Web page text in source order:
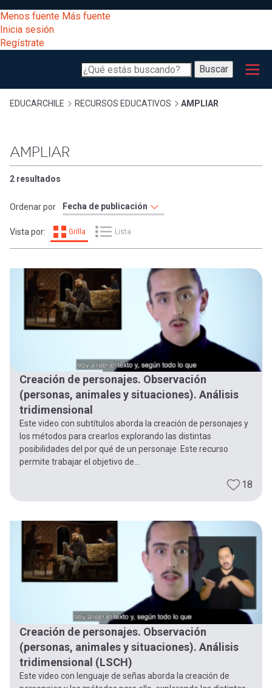
al
contenido
principal
[Educarchile
Escritorio]
Menú
entrar
a
mi
cuenta
Menos fuente Más fuente
Inicia sesión
Regístrate
Buscar
Buscar
Menú
principal
Desarrollo
Expand
Gestión
Comunidad
Expand
Expand
[Educarchile
Mobile]
Menú
entrar
mi
cuenta
Inicia
sesión
Sobrescribir
enlaces
de
ayuda
a
la
navegación
EDUCARCHILE RECURSOS EDUCATIVOS AMPLIAR
AMPLIAR
2 resultados
Ordenar por
Vista por: Grilla Lista
Creación de personajes. Observación
(personas, animales y situaciones). Análisis
tridimensional
Este video con subtítulos aborda la creación de personajes y
los métodos para crearlos explorando las distintas
posibilidades del por qué de un personaje. Este recurso
permite trabajar el objetivo de...
18
Creación de personajes. Observación
(personas, animales y situaciones). Análisis
tridimensional (LSCH)
Este video con lenguaje de señas aborda la creación de